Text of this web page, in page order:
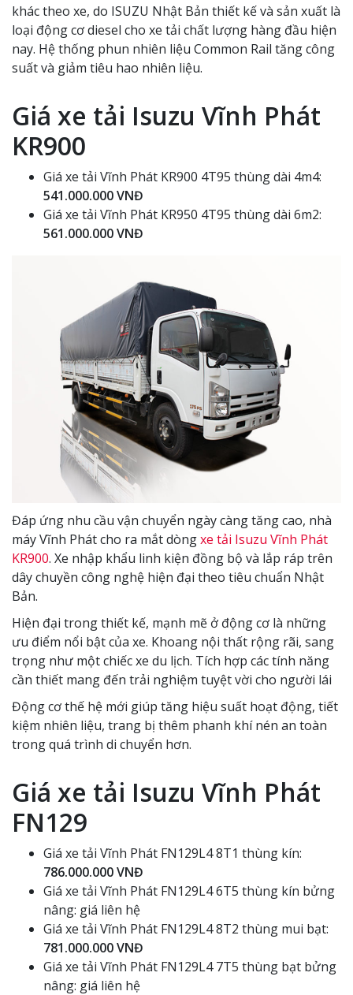
khác theo xe, do ISUZU Nhật Bản thiết kế và sản xuất là
loại động cơ diesel cho xe tải chất lượng hàng đầu hiện
nay. Hệ thống phun nhiên liệu Common Rail tăng công
suất và giảm tiêu hao nhiên liệu.
Giá xe tải Isuzu Vĩnh Phát
KR900
Giá xe tải Vĩnh Phát KR900 4T95 thùng dài 4m4:
541.000.000 VNĐ
Giá xe tải Vĩnh Phát KR950 4T95 thùng dài 6m2:
561.000.000 VNĐ
Đáp ứng nhu cầu vận chuyển ngày càng tăng cao, nhà
máy Vĩnh Phát cho ra mắt dòngxe tải Isuzu Vĩnh Phát
KR900. Xe nhập khẩu linh kiện đồng bộ và lắp ráp trên
dây chuyền công nghệ hiện đại theo tiêu chuẩn Nhật
Bản.
Hiện đại trong thiết kế, mạnh mẽ ở động cơ là những
ưu điểm nổi bật của xe. Khoang nội thất rộng rãi, sang
trọng như một chiếc xe du lịch. Tích hợp các tính năng
cần thiết mang đến trải nghiệm tuyệt vời cho người lái
Động cơ thế hệ mới giúp tăng hiệu suất hoạt động, tiết
kiệm nhiên liệu, trang bị thêm phanh khí nén an toàn
trong quá trình di chuyển hơn.
Giá xe tải Isuzu Vĩnh Phát
FN129
Giá xe tải Vĩnh Phát FN129L4 8T1 thùng kín:
786.000.000 VNĐ
Giá xe tải Vĩnh Phát FN129L4 6T5 thùng kín bửng
nâng: giá liên hệ
Giá xe tải Vĩnh Phát FN129L4 8T2 thùng mui bạt:
781.000.000 VNĐ
Giá xe tải Vĩnh Phát FN129L4 7T5 thùng bạt bửng
nâng: giá liên hệ